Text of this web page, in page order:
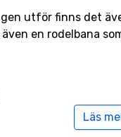
utför finns det
en rodelbana
nära Sörenberg
Läs